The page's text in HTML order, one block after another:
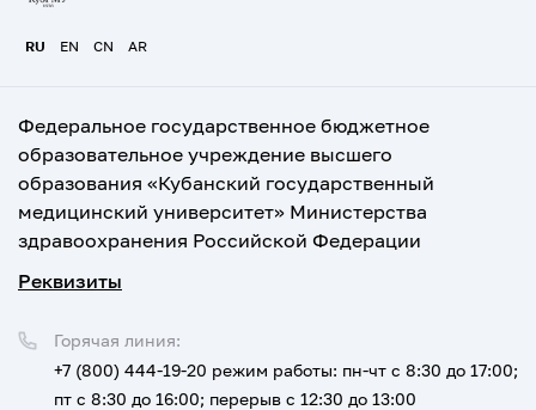
RU EN CN AR
Федеральное государственное бюджетное
образовательное учреждение высшего
образования «Кубанский государственный
медицинский университет» Министерства
здравоохранения Российской Федерации
Реквизиты
Горячая линия:
+7 (800) 444-19-20 режим работы: пн-чт с 8:30 до 17:00;
пт с 8:30 до 16:00; перерыв с 12:30 до 13:00